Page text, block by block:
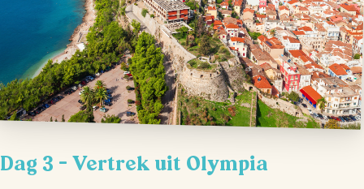
Dag 3 – Vertrek uit Olympia